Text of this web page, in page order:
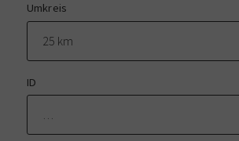
Umkreis
ID